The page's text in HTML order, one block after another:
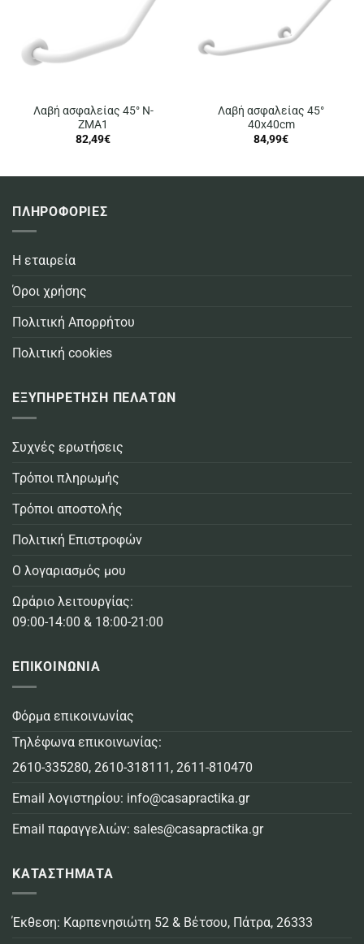
Λαβή ασφαλείας 45° N-
ZMA1
82,49€
Λαβή ασφαλείας 45°
40x40cm
84,99€
ΠΛΗΡΟΦΟΡΙΕΣ
Η εταιρεία
Όροι χρήσης
Πολιτική Απορρήτου
Πολιτική cookies
ΕΞΥΠΗΡΕΤΗΣΗ ΠΕΛΑΤΩΝ
Συχνές ερωτήσεις
Τρόποι πληρωμής
Τρόποι αποστολής
Πολιτική Επιστροφών
Ο λογαριασμός μου
Ωράριο λειτουργίας:
09:00-14:00 & 18:00-21:00
ΕΠΙΚΟΙΝΩΝΙΑ
Φόρμα επικοινωνίας
Τηλέφωνα επικοινωνίας:
2610-335280, 2610-318111 , 2611-810470
Email λογιστηρίου: info@casapractika.gr
Email παραγγελιών: sales@casapractika.gr
ΚΑΤΑΣΤΗΜΑΤΑ
Έκθεση: Καρπενησιώτη 52 & Βέτσου, Πάτρα, 26333